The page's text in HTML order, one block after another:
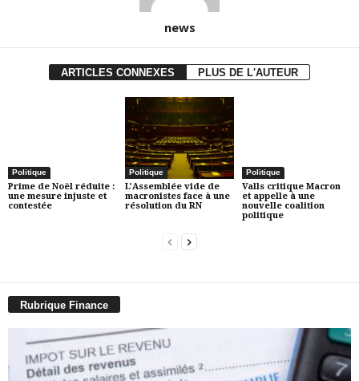
news
ARTICLES CONNEXES PLUS DE L'AUTEUR
Politique
Prime de Noël réduite :
une mesure injuste et
contestée
Politique
L’Assemblée vide de
macronistes face à une
résolution du RN
Politique
Valls critique Macron
et appelle à une
nouvelle coalition
politique
Rubrique Finance